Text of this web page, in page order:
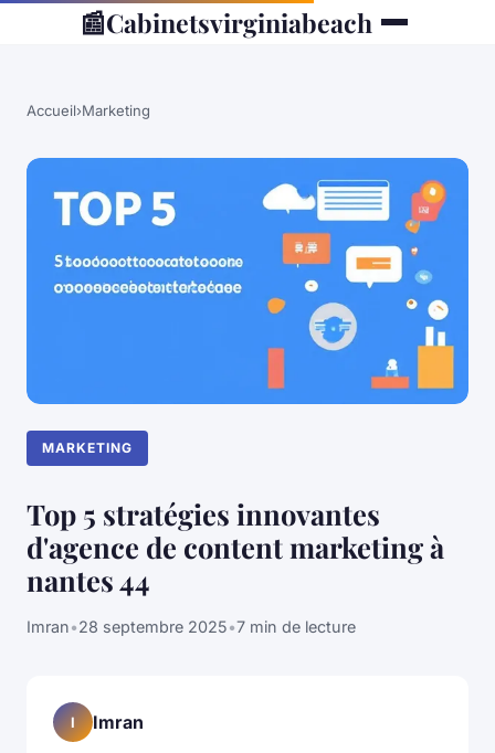
📰Cabinetsvirginiabeach
Accueil›Marketing
MARKETING
Top 5 stratégies innovantes
d'agence de content marketing à
nantes 44
Imran•28 septembre 2025•7 min de lecture
I Imran